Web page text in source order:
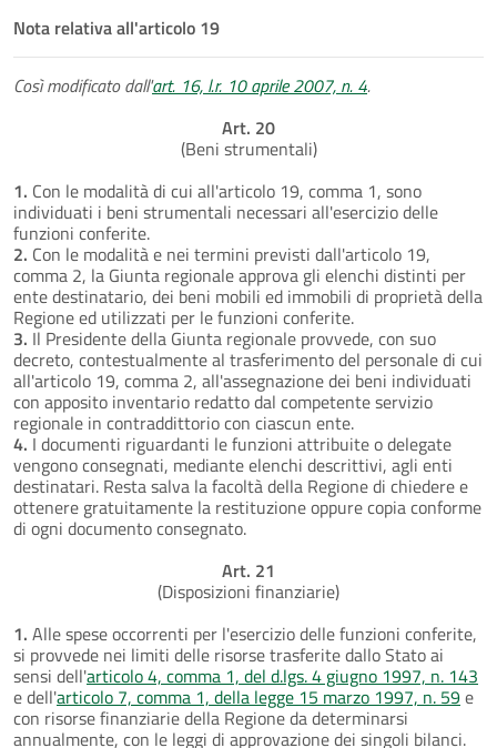
Nota relativa all'articolo 19
Così modificato dall'art. 16, l.r. 10 aprile 2007, n. 4.
Art. 20
(Beni strumentali)
1. Con le modalità di cui all'articolo 19, comma 1, sono
individuati i beni strumentali necessari all'esercizio delle
funzioni conferite.
2. Con le modalità e nei termini previsti dall'articolo 19,
comma 2, la Giunta regionale approva gli elenchi distinti per
ente destinatario, dei beni mobili ed immobili di proprietà della
Regione ed utilizzati per le funzioni conferite.
3. Il Presidente della Giunta regionale provvede, con suo
decreto, contestualmente al trasferimento del personale di cui
all'articolo 19, comma 2, all'assegnazione dei beni individuati
con apposito inventario redatto dal competente servizio
regionale in contraddittorio con ciascun ente.
4. I documenti riguardanti le funzioni attribuite o delegate
vengono consegnati, mediante elenchi descrittivi, agli enti
destinatari. Resta salva la facoltà della Regione di chiedere e
ottenere gratuitamente la restituzione oppure copia conforme
di ogni documento consegnato.
Art. 21
(Disposizioni finanziarie)
1. Alle spese occorrenti per l'esercizio delle funzioni conferite,
si provvede nei limiti delle risorse trasferite dallo Stato ai
sensi dell'articolo 4, comma 1, del d.lgs. 4 giugno 1997, n. 143
e dell'articolo 7, comma 1, della legge 15 marzo 1997, n. 59e
con risorse finanziarie della Regione da determinarsi
annualmente, con le leggi di approvazione dei singoli bilanci.